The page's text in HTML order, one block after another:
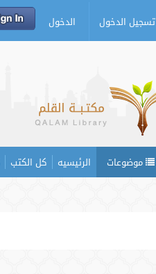
تسجيل الدخول الدخول
موضوعات الرئيسيه كل الكتب